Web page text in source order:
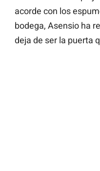
acorde con los
bodega, Asensio ha
deja de ser la puerta